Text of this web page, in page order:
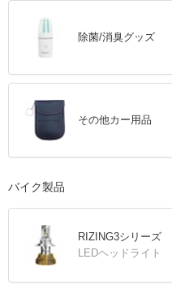
除菌/消臭グッズ
その他カー用品
バイク製品
RIZING3シリーズ
LEDヘッドライト